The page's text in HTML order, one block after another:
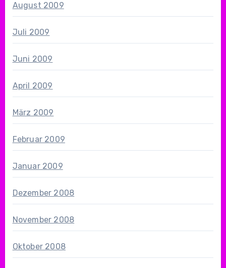
August 2009
Juli 2009
Juni 2009
April 2009
März 2009
Februar 2009
Januar 2009
Dezember 2008
November 2008
Oktober 2008